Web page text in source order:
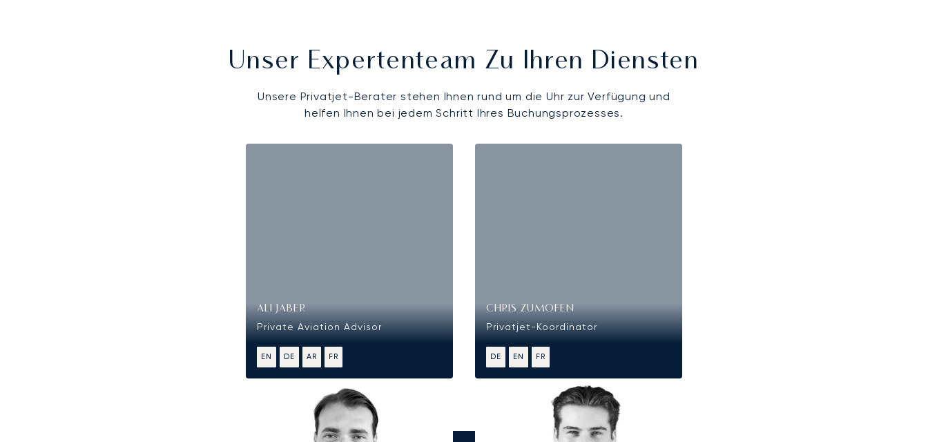
Unser Expertenteam Zu Ihren Diensten
Unsere Privatjet-Berater stehen Ihnen rund um die Uhr zur Verfügung und
helfen Ihnen bei jedem Schritt Ihres Buchungsprozesses.
ALI JABER
Private Aviation Advisor
EN DE AR FR
CHRIS ZUMOFEN
Privatjet-Koordinator
DE EN FR